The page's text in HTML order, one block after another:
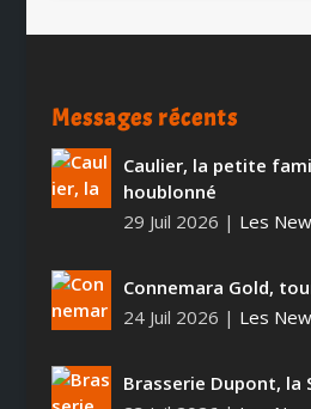
Messages récents
Caulier, la petite
houblonné
29 Juil 2026 | Les
Connemara Gold,
24 Juil 2026 | Les
Brasserie Dupont, la